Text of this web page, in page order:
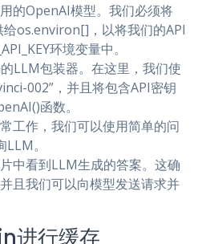
的OpenAI模型。我们必须将
os.environ[]，以将我们的API
环境变量中。
LLM包装器。在这里，我们使
002”，并且将包含API密钥
函数。
工作，我们可以使用简单的问
。
中看到LLM生成的答案。这确
且我们可以向模型发送请求并
进行缓存